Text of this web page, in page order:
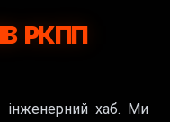
РКПП
інженерний хаб. Ми